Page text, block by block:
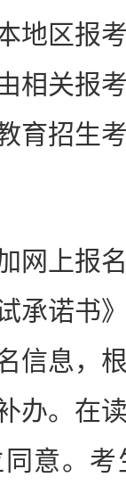
地区报
相关报
育招生
上报名
承诺书
信息，
办。在
意。